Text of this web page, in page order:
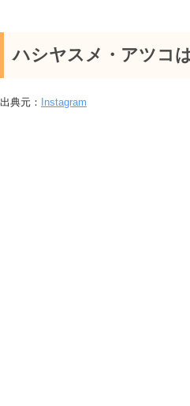
ハシヤスメ・アツコ
出典元： Instagram